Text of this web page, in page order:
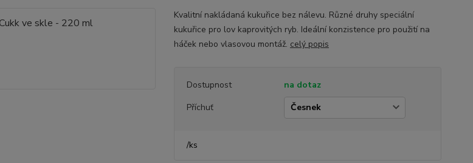
Kvalitní nakládaná kukuřice bez nálevu. Různé druhy speciální
kukuřice pro lov kaprovitých ryb. Ideální konzistence pro použití na
háček nebo vlasovou montáž. celý popis
Dostupnost
na dotaz
Příchuť
/ks